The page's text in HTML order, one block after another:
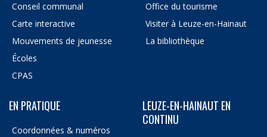
Conseil communal
Carte interactive
Mouvements de jeunesse
Écoles
CPAS
Office du tourisme
Visiter à Leuze-en-Hainaut
La bibliothèque
EN PRATIQUE
Coordonnées & numéros
LEUZE-EN-HAINAUT EN
CONTINU